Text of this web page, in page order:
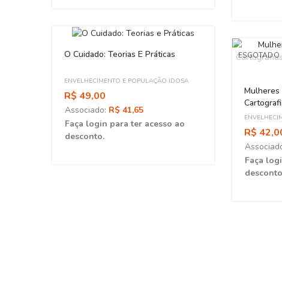
O Cuidado: Teorias E Práticas
ENVELHECIMENTO E POPULAÇÃO IDOSA
R$ 49,00
Associado: R$ 41,65
Faça login para ter acesso ao
desconto.
ESGOTADO
Mulheres
Mundo
R$
Faça